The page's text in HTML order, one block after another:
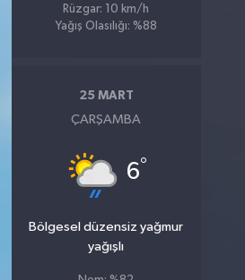
Rüzgar: 10 km/h
Yağış Olasılığı: %88
25 MART
ÇARŞAMBA
6°
Bölgesel düzensiz yağmur
yağışlı